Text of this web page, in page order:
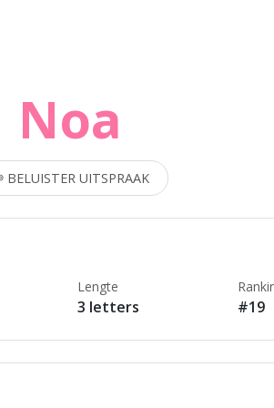
Noa
BELUISTER UITSPRAAK
Lengte
3 letters #19